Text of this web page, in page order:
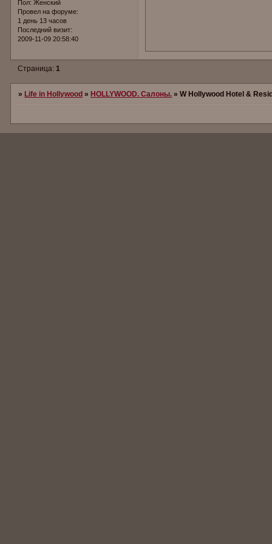
Пол: Женский
Провел на форуме:
1 день 13 часов
Последний визит:
2009-11-09 20:58:40
Страница:1
» Life in Hollywood » HOLLYWOOD. Салоны. »W Hollywood Hotel &